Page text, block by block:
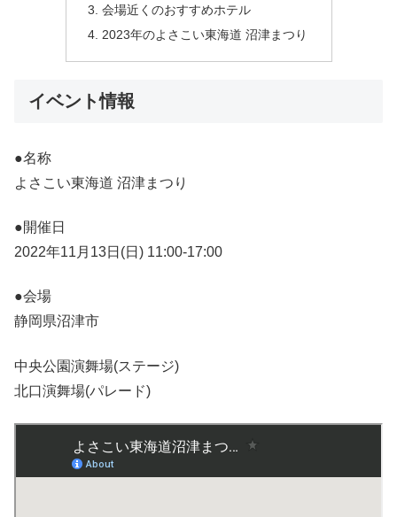
会場近くのおすすめホテル
2023年のよさこい東海道 沼津まつり
イベント情報
●名称
よさこい東海道 沼津まつり
●開催日
2022年11月13日(日) 11:00-17:00
●会場
静岡県沼津市
中央公園演舞場(ステージ)
北口演舞場(パレード)